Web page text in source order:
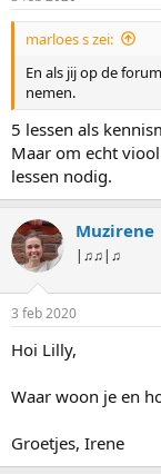
marloes s zei:
En als jij op de
nemen.
5 lessen als
Maar om echt
lessen nodig.
Muzirene
|♫♫|♫
3 feb 2020
Hoi Lilly,
Waar woon je en
Groetjes, Irene